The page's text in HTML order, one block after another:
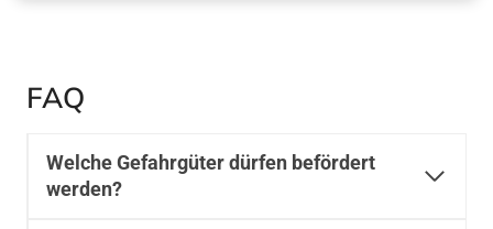
FAQ
Welche Gefahrgüter dürfen befördert
werden?